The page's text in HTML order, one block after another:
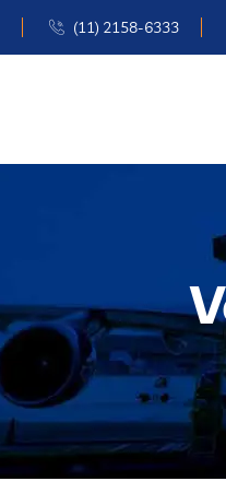
(11) 2158-6333